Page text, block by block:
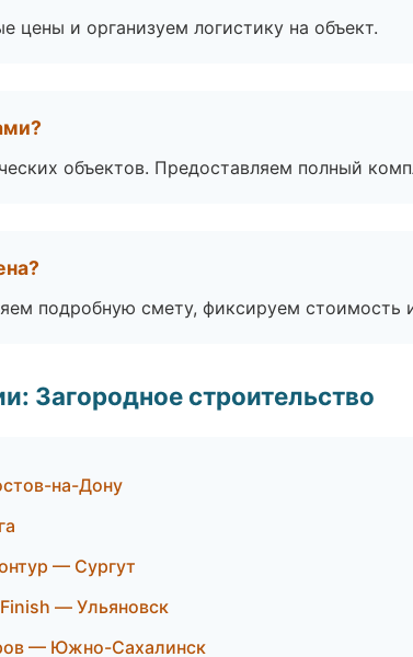
цены и организуем логистику на объект.
объектов. Предоставляем полный
подробную смету, фиксируем стоимость
Загородное строительство
на-Дону
— Сургут
— Ульяновск
— Южно-Сахалинск